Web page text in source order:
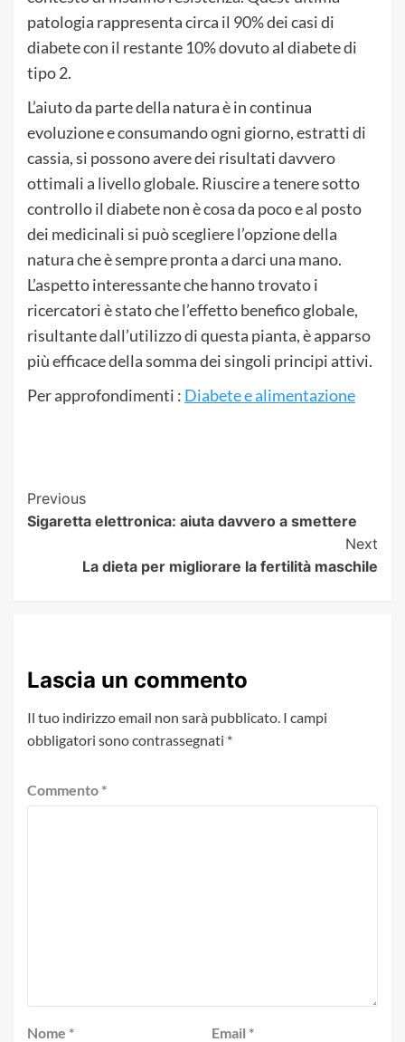
patologia rappresenta circa il 90% dei casi di
diabete con il restante 10% dovuto al diabete di
tipo 2.
L’aiuto da parte della natura è in continua
evoluzione e consumando ogni giorno, estratti di
cassia, si possono avere dei risultati davvero
ottimali a livello globale. Riuscire a tenere sotto
controllo il diabete non è cosa da poco e al posto
dei medicinali si può scegliere l’opzione della
natura che è sempre pronta a darci una mano.
L’aspetto interessante che hanno trovato i
ricercatori è stato che l’effetto benefico globale,
risultante dall’utilizzo di questa pianta, è apparso
più efficace della somma dei singoli principi attivi.
Per approfondimenti : Diabete e alimentazione
Post
Navigation
Previous
Sigaretta elettronica: aiuta davvero a smettere
Next
La dieta per migliorare la fertilità maschile
Lascia un commento
Il tuo indirizzo email non sarà pubblicato. I campi
obbligatori sono contrassegnati *
Commento *
Nome * Email *